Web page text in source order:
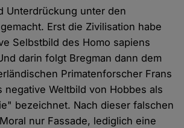
Unterdrückung unter den
Erst die Zivilisation habe
Selbstbild des Homo sapiens
darin folgt Bregman dann dem
Primatenforscher Frans
negative Weltbild von Hobbes als
bezeichnet. Nach dieser falschen
nur Fassade, lediglich eine